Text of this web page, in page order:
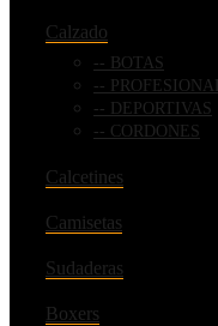
Calzado
BOTAS
PROFESIONAL
DEPORTIVAS
CORDONES
Calcetines
Camisetas
Sudaderas
Boxers